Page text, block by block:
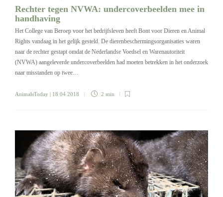
Rechter tegen NVWA: undercoverbeelden mee in
handhaving
Het College van Beroep voor het bedrijfsleven heeft Bont voor Dieren en Animal
Rights vandaag in het gelijk gesteld. De dierenbeschermingsorganisaties waren
naar de rechter gestapt omdat de Nederlandse Voedsel en Warenautoriteit
(NVWA) aangeleverde undercoverbeelden had moeten betrekken in het onderzoek
naar misstanden op twee…
AnimalsToday | 18 04 2018 2 min